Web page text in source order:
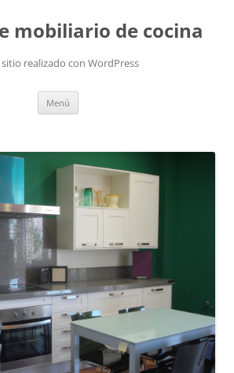
mobiliario de cocina
realizado con WordPress
Menú